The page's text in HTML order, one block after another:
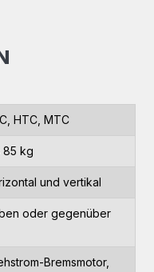
HTC, MTC
85 kg
und vertikal
oder gegenüber
Bremsmotor,